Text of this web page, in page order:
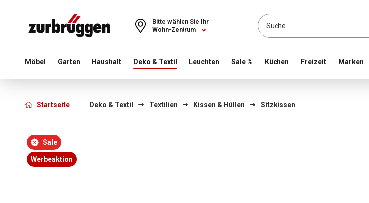
Choose a different country or region to see content for your location and shop online
Wohn-Zentrum
Bitte wählen Sie Ihr
Möbel Garten Haushalt Deko & Textil Leuchten Sale % Küchen Freizeit Marken
Startseite Deko & Textil Textilien Kissen & Hüllen Sitzkissen
Bildergalerie überspringen
Sale
Werbeaktion